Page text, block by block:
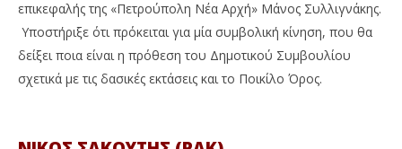
επικεφαλής της «Πετρούπολη Νέα Αρχή» Μάνος Συλλιγνάκης.
Υποστήριξε ότι πρόκειται για μία συμβολική κίνηση, που θα
δείξει ποια είναι η πρόθεση του Δημοτικού Συμβουλίου
σχετικά με τις δασικές εκτάσεις και το Ποικίλο Όρος.